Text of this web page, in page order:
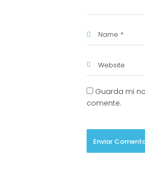
Guarda mi
comente.